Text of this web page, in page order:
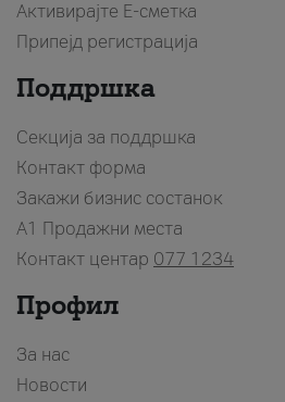
Активирајте Е-сметка
Припејд регистрација
Поддршка
Секција за поддршка
Контакт форма
Закажи бизнис состанок
A1 Продажни места
Контакт центар 077 1234
Профил
За нас
Новости